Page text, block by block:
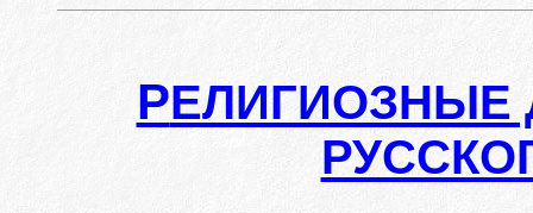
РЕЛИГИОЗНЫЕ